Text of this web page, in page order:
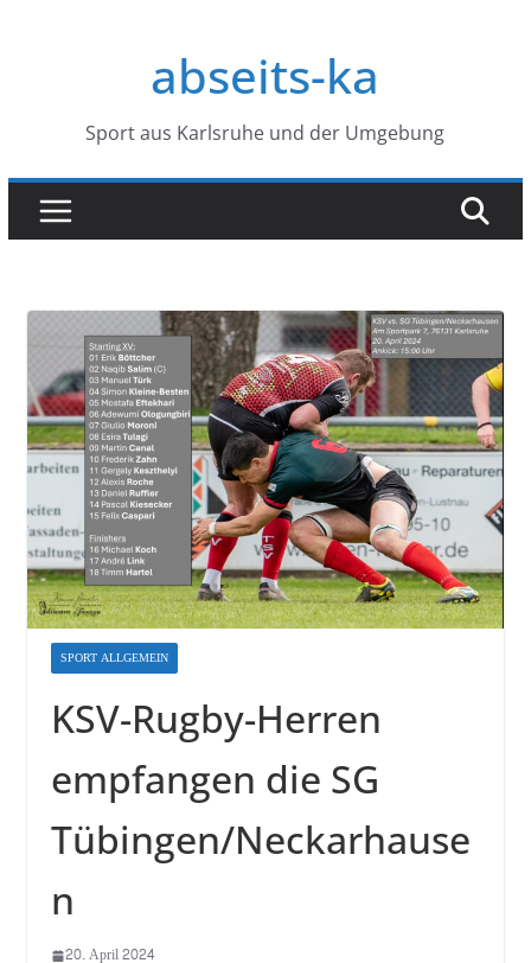
abseits-ka
Sport aus Karlsruhe und der Umgebung
SPORT ALLGEMEIN
KSV-Rugby-Herren
empfangen die SG
Tübingen/Neckarhause
n
20. April 2024